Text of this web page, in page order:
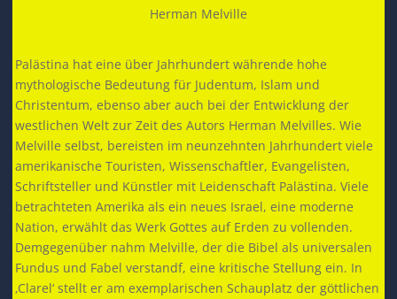
Herman Melville
Palästina hat eine über Jahrhundert währende hohe
mythologische Bedeutung für Judentum, Islam und
Christentum, ebenso aber auch bei der Entwicklung der
westlichen Welt zur Zeit des Autors Herman Melvilles. Wie
Melville selbst, bereisten im neunzehnten Jahrhundert viele
amerikanische Touristen, Wissenschaftler, Evangelisten,
Schriftsteller und Künstler mit Leidenschaft Palästina. Viele
betrachteten Amerika als ein neues Israel, eine moderne
Nation, erwählt das Werk Gottes auf Erden zu vollenden.
Demgegenüber nahm Melville, der die Bibel als universalen
Fundus und Fabel verstandf, eine kritische Stellung ein. In
‚Clarel‘ stellt er am exemplarischen Schauplatz der göttlichen